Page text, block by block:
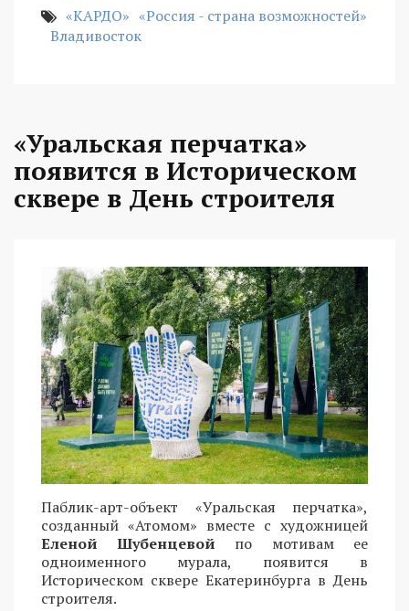
«КАРДО» «Россия - страна возможностей»
Владивосток
«Уральская перчатка»
появится в Историческом
сквере в День строителя
Паблик-арт-объект «Уральская перчатка»,
созданный «Атомом» вместе с художницей
Еленой Шубенцевой по мотивам ее
одноименного мурала, появится в
Историческом сквере Екатеринбурга в День
строителя.